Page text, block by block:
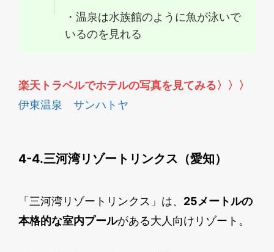
・温泉は水族館のように魚が泳いで
いるのを見れる
楽天トラベルでホテルの写真を見てみる〉〉〉
伊東温泉 サンハトヤ
4-4.三河湾リゾートリンクス（愛知）
「三河湾リゾートリンクス」は、 25メートルの
本格的な室内プールがある大人向けリゾート。